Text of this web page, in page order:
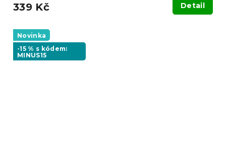
339 Kč Detail
Novinka
-15 % s kódem:
MINUS15